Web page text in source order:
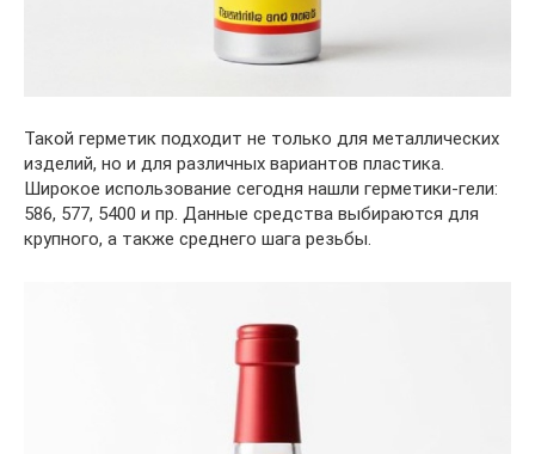
Такой герметик подходит не только для металлических
изделий, но и для различных вариантов пластика.
Широкое использование сегодня нашли герметики-гели:
586, 577, 5400 и пр. Данные средства выбираются для
крупного, а также среднего шага резьбы.